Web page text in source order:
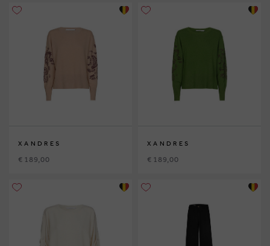
XANDRES
€ 189,00
XANDRES
€ 189,00